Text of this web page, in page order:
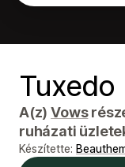
Tuxedo
A(z)Vows
ruházati
Készítette: